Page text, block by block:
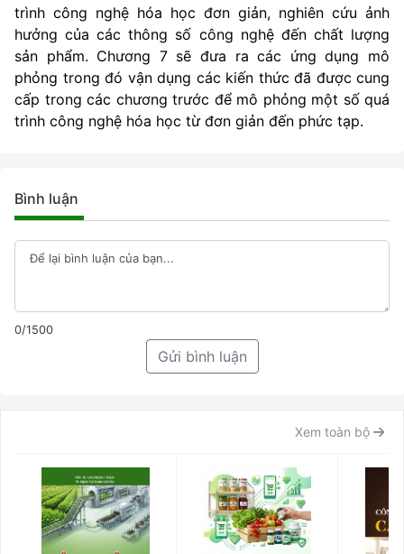
trình công nghệ hóa học đơn giản, nghiên cứu ảnh
hưởng của các thông số công nghệ đến chất lượng
sản phẩm. Chương 7 sẽ đưa ra các ứng dụng mô
phỏng trong đó vận dụng các kiến thức đã được cung
cấp trong các chương trước để mô phỏng một số quá
trình công nghệ hóa học từ đơn giản đến phức tạp.
Bình luận
0/1500
Gửi bình luận
Xem toàn bộ